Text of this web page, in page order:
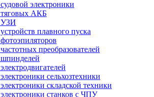
электроники
АКБ
УЗИ
плавного пуска
преобразователей
сельхозтехники
складской техники
станков с ЧПУ